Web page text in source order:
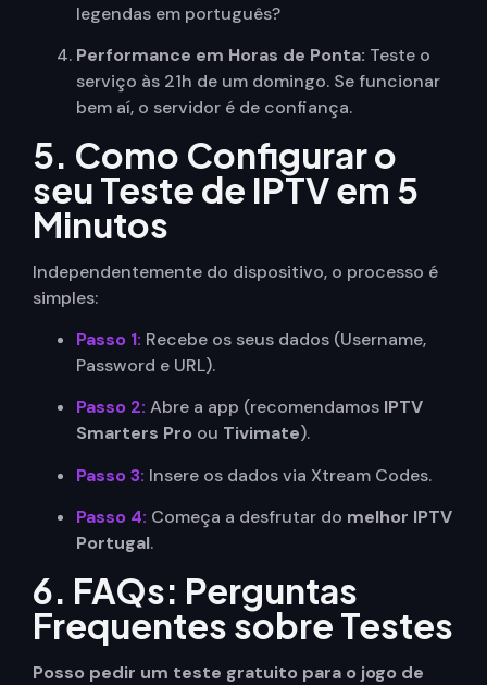
legendas em português?
Performance em Horas de Ponta: Teste o
serviço às 21h de um domingo. Se funcionar
bem aí, o servidor é de confiança.
5. Como Configurar o
seu Teste de IPTV em 5
Minutos
Independentemente do dispositivo, o processo é
simples:
Passo 1: Recebe os seus dados (Username,
Password e URL).
Passo 2: Abre a app (recomendamos IPTV
Smarters Pro ou Tivimate).
Passo 3: Insere os dados via Xtream Codes.
Passo 4: Começa a desfrutar do melhor IPTV
Portugal.
6. FAQs: Perguntas
Frequentes sobre Testes
Posso pedir um teste gratuito para o jogo de